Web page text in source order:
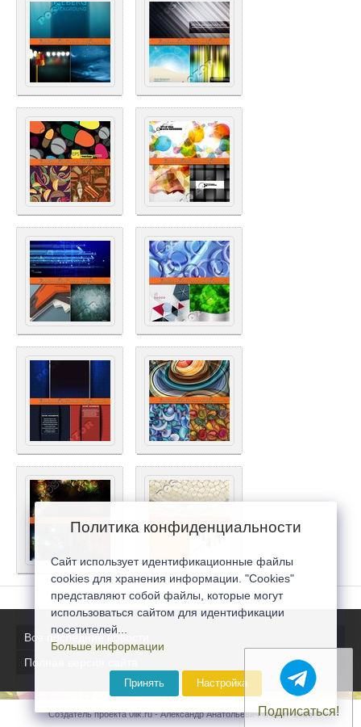
Все последние новости
Полная версия сайта
Создатель проекта 0lik.ru - Александр Анатольевич © 2007-2026
Подписаться!
Политика конфиденциальности
Сайт использует идентификационные файлы
cookies для хранения информации. "Cookies"
представляют собой файлы, которые могут
использоваться сайтом для идентификации
посетителей...
Больше информации
Принять Настройка